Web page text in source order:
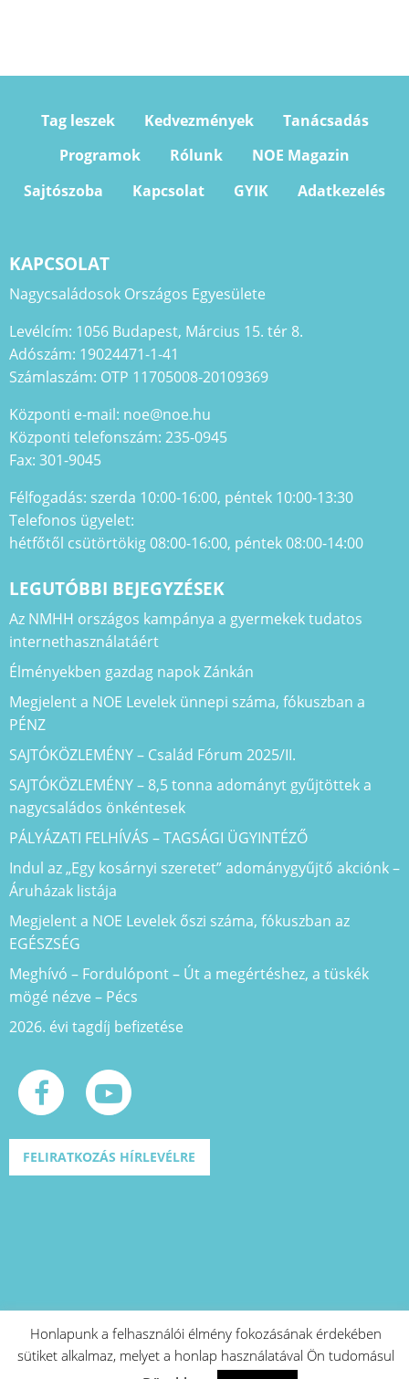
Tag leszek Kedvezmények
Tanácsadás
Programok
Rólunk
NOE Magazin
Sajtószoba
Kapcsolat GYIK Adatkezelés
KAPCSOLAT
Nagycsaládosok Országos Egyesülete
Levélcím: 1056 Budapest, Március 15. tér 8.
Adószám: 19024471-1-41
Számlaszám: OTP 11705008-20109369
Központi e-mail: noe@noe.hu
Központi telefonszám: 235-0945
Fax: 301-9045
Félfogadás: szerda 10:00-16:00, péntek 10:00-13:30
Telefonos ügyelet:
hétfőtől csütörtökig 08:00-16:00, péntek 08:00-14:00
LEGUTÓBBI BEJEGYZÉSEK
Az NMHH országos kampánya a gyermekek tudatos
internethasználatáért
Élményekben gazdag napok Zánkán
Megjelent a NOE Levelek ünnepi száma, fókuszban a
PÉNZ
SAJTÓKÖZLEMÉNY – Család Fórum 2025/II.
SAJTÓKÖZLEMÉNY – 8,5 tonna adományt gyűjtöttek a
nagycsaládos önkéntesek
PÁLYÁZATI FELHÍVÁS – TAGSÁGI ÜGYINTÉZŐ
Indul az „Egy kosárnyi szeretet” adománygyűjtő akciónk –
Áruházak listája
Megjelent a NOE Levelek őszi száma, fókuszban az
EGÉSZSÉG
Meghívó – Fordulópont – Út a megértéshez, a tüskék
mögé nézve – Pécs
2026. évi tagdíj befizetése
FELIRATKOZÁS HÍRLEVÉLRE
A projekt azonosító száma: EFOP-1.2.1-
Honlapunk a felhasználói élmény fokozásának érdekében
sütiket alkalmaz, melyet a honlap használatával Ön tudomásul